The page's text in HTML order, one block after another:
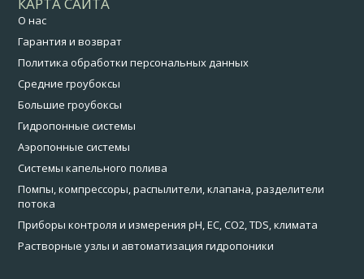
О нас
Гарантия и возврат
Политика обработки персональных данных
Средние гроубоксы
Большие гроубоксы
Гидропонные системы
Аэропонные системы
Системы капельного полива
Помпы, компрессоры, распылители, клапана, разделители
потока
Приборы контроля и измерения pH, EC, CO2, TDS, климата
Растворные узлы и автоматизация гидропоники